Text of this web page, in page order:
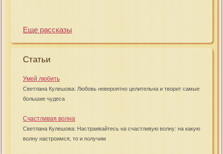
Еще рассказы
Статьи
Умей любить
Светлана Кулешова: Любовь невероятно целительна и творит самые
большие чудеса
Счастливая волна
Светлана Кулешова: Настраивайтесь на счастливую волну: на какую
волну настроимся, то и получим